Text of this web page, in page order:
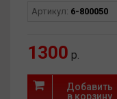
Артикул: 6-800050
1300 р.
Добавить
в корзину